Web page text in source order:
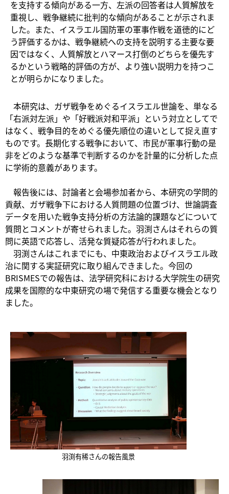
を支持する傾向がある一方、左派の回答者は人質解放を
重視し、戦争継続に批判的な傾向があることが示されま
した。また、イスラエル国防軍の軍事作戦を道徳的にど
う評価するかは、戦争継続への支持を説明する主要な要
因ではなく、人質解放とハマース打倒のどちらを優先す
るかという戦略的評価の方が、より強い説明力を持つこ
とが明らかになりました。
本研究は、ガザ戦争をめぐるイスラエル世論を、単なる
「右派対左派」や「好戦派対和平派」という対立としてで
はなく、戦争目的をめぐる優先順位の違いとして捉え直す
ものです。長期化する戦争において、市民が軍事行動の是
非をどのような基準で判断するのかを計量的に分析した点
に学術的意義があります。
報告後には、討論者と会場参加者から、本研究の学問的
貢献、ガザ戦争下における人質問題の位置づけ、世論調査
データを用いた戦争支持分析の方法論的課題などについて
質問とコメントが寄せられました。羽渕さんはそれらの質
問に英語で応答し、活発な質疑応答が行われました。
羽渕さんはこれまでにも、中東政治およびイスラエル政
治に関する実証研究に取り組んできました。今回の
BRISMESでの報告は、法学研究科における大学院生の研究
成果を国際的な中東研究の場で発信する重要な機会となり
ました。
羽渕有稀さんの報告風景